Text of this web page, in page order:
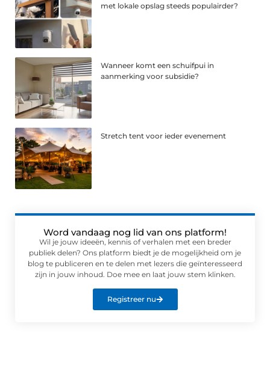
met lokale opslag steeds populairder?
Wanneer komt een schuifpui in
aanmerking voor subsidie?
Stretch tent voor ieder evenement
Word vandaag nog lid van ons platform!
Wil je jouw ideeën, kennis of verhalen met een breder
publiek delen? Ons platform biedt je de mogelijkheid om je
blog te publiceren en te delen met lezers die geïnteresseerd
zijn in jouw inhoud. Doe mee en laat jouw stem klinken.
Registreer nu